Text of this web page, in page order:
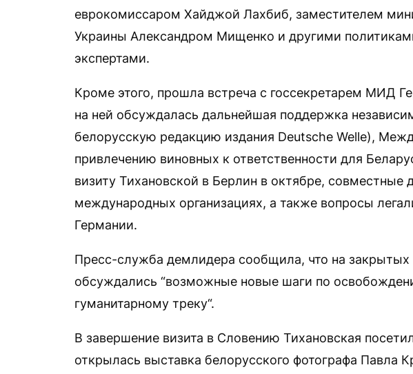
еврокомиссаром Хайджой Лахбиб, заместителем
Украины Александром Мищенко и другими
экспертами.
Кроме этого, прошла встреча с госсекретарем МИД
на ней обсуждалась дальнейшая поддержка
белорусскую редакцию издания Deutsche Welle),
привлечению виновных к ответственности для
визиту Тихановской в Берлин в октябре, совместные
международных организациях, а также вопросы
Германии.
Пресс-служба демлидера сообщила, что на закрытых
обсуждались “возможные новые шаги по
гуманитарному треку“.
В завершение визита в Словению Тихановская
открылась выставка белорусского фотографа Павла